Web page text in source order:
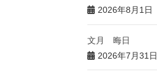
2026年8月1日
文月 晦日
2026年7月31日